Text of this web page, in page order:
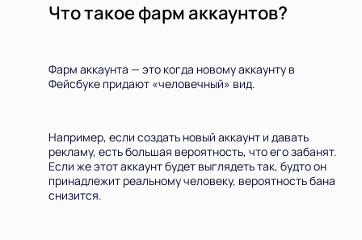
Что такое фарм аккаунтов?
Фарм аккаунта — это когда новому аккаунту в
Фейсбуке придают «человечный» вид.
Например, если создать новый аккаунт и давать
рекламу, есть большая вероятность, что его забанят.
Если же этот аккаунт будет выглядеть так, будто он
принадлежит реальному человеку, вероятность бана
снизится.